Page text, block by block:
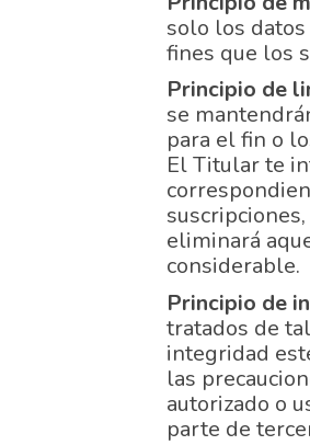
solo los
fines que los
Principio de
se
para el fin o
El Titular te
eliminará
considerable.
Principio de
tratados de
integridad
las
autorizado o
parte de